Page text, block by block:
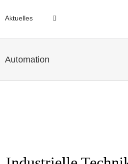
Aktuelles
Automation